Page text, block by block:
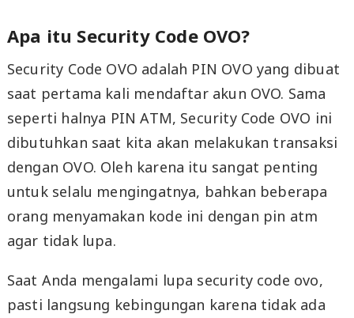
Apa itu Security Code OVO?
Security Code OVO adalah PIN OVO yang dibuat
saat pertama kali mendaftar akun OVO. Sama
seperti halnya PIN ATM, Security Code OVO ini
dibutuhkan saat kita akan melakukan transaksi
dengan OVO. Oleh karena itu sangat penting
untuk selalu mengingatnya, bahkan beberapa
orang menyamakan kode ini dengan pin atm
agar tidak lupa.
Saat Anda mengalami lupa security code ovo,
pasti langsung kebingungan karena tidak ada